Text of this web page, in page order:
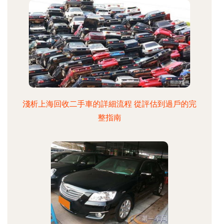
淺析上海回收二手車的詳細流程 從評估到過戶的完
整指南